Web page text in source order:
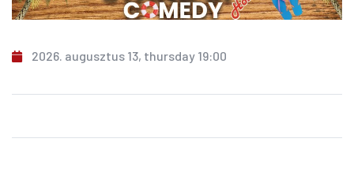
2026. augusztus 13, thursday 19:00